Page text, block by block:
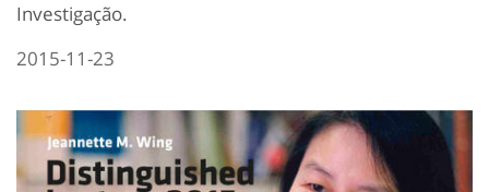
Investigação.
2015-11-23